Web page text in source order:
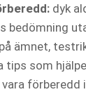
dyk
bedömning
ämnet,
tips som